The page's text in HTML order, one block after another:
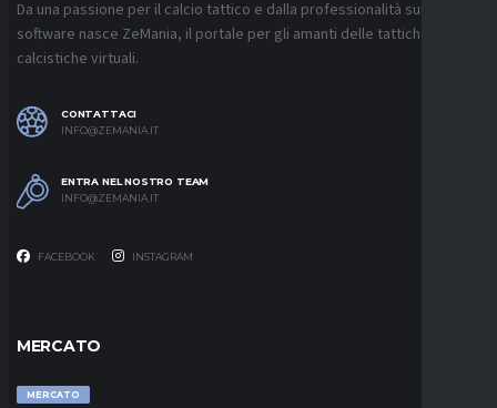
Da una passione per il calcio tattico e dalla professionalità sui
software nasce ZeMania, il portale per gli amanti delle tattiche
calcistiche virtuali.
CONTATTACI
INFO@ZEMANIA.IT
ENTRA NEL NOSTRO TEAM
INFO@ZEMANIA.IT
FACEBOOK INSTAGRAM
MERCATO
MERCATO